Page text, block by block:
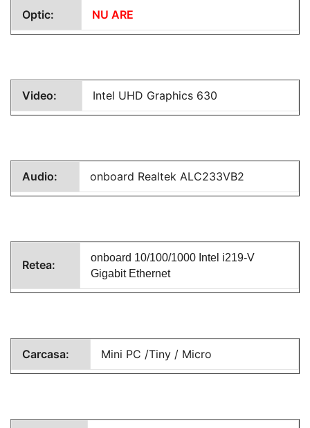
Optic: NU ARE
Video: Intel UHD Graphics 630
Audio: onboard Realtek ALC233VB2
Retea:
onboard 10/100/1000 Intel i219-V
Gigabit Ethernet
Carcasa: Mini PC /Tiny / Micro